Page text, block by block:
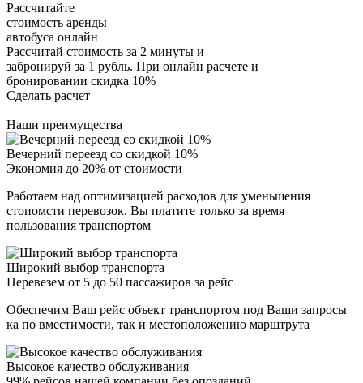
Рассчитайте
стоимость аренды
автобуса онлайн
Рассчитай стоимость за 2 минуты и
забронируй за 1 рубль. При онлайн расчете и
бронировании скидка 10%
Сделать расчет
Наши преимущества
Вечерний переезд со скидкой 10%
Экономия до 20% от стоимости
Работаем над оптимизацией расходов для уменьшения
стоиомсти перевозок. Вы платите только за время
пользования транспортом
Широкий выбор транспорта
Перевезем от 5 до 50 пассажиров за рейс
Обеспечим Ваш рейс объект транспортом под Ваши запросы
ка по вместимости, так и местоположению марштрута
Высокое качество обслуживания